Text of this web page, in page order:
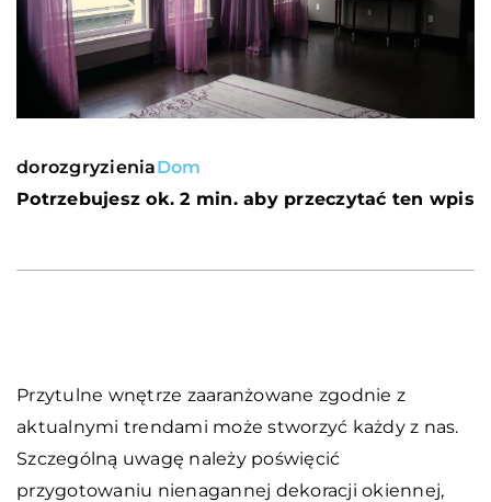
dorozgryzieniaDom
Potrzebujesz ok. 2 min. aby przeczytać ten wpis
Przytulne wnętrze zaaranżowane zgodnie z
aktualnymi trendami może stworzyć każdy z nas.
Szczególną uwagę należy poświęcić
przygotowaniu nienagannej dekoracji okiennej,